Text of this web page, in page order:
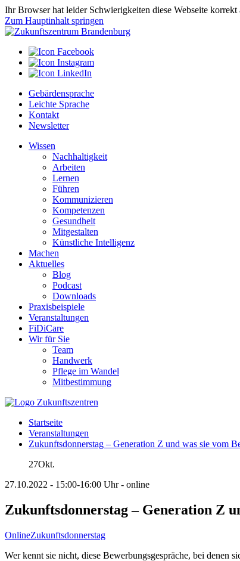
Ihr Browser hat leider Schwierigkeiten diese Webseite
Zum Hauptinhalt springen
Gebärdensprache
Leichte Sprache
Kontakt
Newsletter
Wissen
Nachhaltigkeit
Arbeiten
Lernen
Führen
Kommunizieren
Kompetenzen
Gesundheit
Mitgestalten
Künstliche Intelligenz
Machen
Aktuelles
Blog
Podcast
Downloads
Praxisbeispiele
Veranstaltungen
FiDiCare
Wir für Sie
Team
Handwerk
Pflege im Wandel
Mitbestimmung
Startseite
Veranstaltungen
Zukunftsdonnerstag – Generation Z und was sie vom
27Okt.
27.10.2022 - 15:00-16:00 Uhr - online
Zukunftsdonnerstag – Generation Z
OnlineZukunftsdonnerstag
Wer kennt sie nicht, diese Bewerbungsgespräche, bei denen